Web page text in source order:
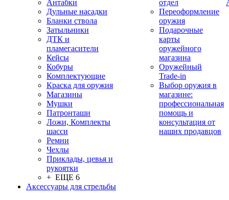
Антабки
Дульные насадки
Бланки ствола
Затыльники
ДТК и
пламегасители
Кейсы
Кобуры
Комплектующие
Краска для оружия
Магазины
Мушки
Патронташи
Ложи, Комплекты
шасси
Ремни
Чехлы
Приклады, цевья и
рукоятки
+ ЕЩЕ 6
Аксессуары для стрельбы
отдел
Переоформление
оружия
Подарочные
карты
оружейного
магазина
Оружейный
Trade-in
Выбор оружия в
магазине:
профессиональная
помощь и
консультация от
наших продавцов